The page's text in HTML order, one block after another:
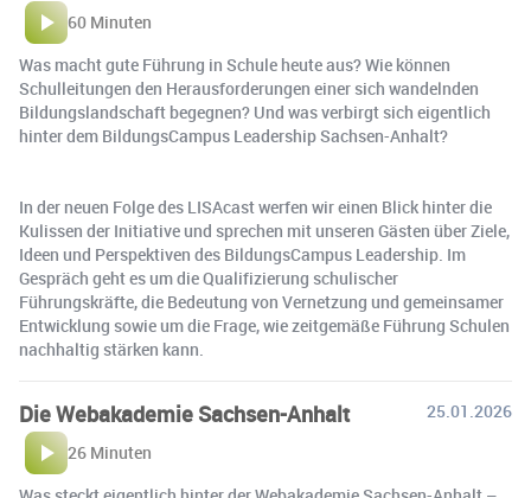
60 Minuten
Was macht gute Führung in Schule heute aus? Wie können
Schulleitungen den Herausforderungen einer sich wandelnden
Bildungslandschaft begegnen? Und was verbirgt sich eigentlich
hinter dem BildungsCampus Leadership Sachsen-Anhalt?
In der neuen Folge des LISAcast werfen wir einen Blick hinter die
Kulissen der Initiative und sprechen mit unseren Gästen über Ziele,
Ideen und Perspektiven des BildungsCampus Leadership. Im
Gespräch geht es um die Qualifizierung schulischer
Führungskräfte, die Bedeutung von Vernetzung und gemeinsamer
Entwicklung sowie um die Frage, wie zeitgemäße Führung Schulen
nachhaltig stärken kann.
Die Webakademie Sachsen-Anhalt
25.01.2026
26 Minuten